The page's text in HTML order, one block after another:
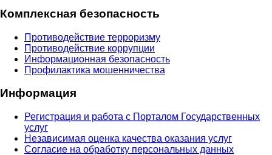
Комплексная безопасность
Противодействие терроризму
Противодействие коррупции
Информационная безопасность
Профилактика мошенничества
Информация
Регистрация и работа с Порталом Государственных
услуг
Независимая оценка качества оказания услуг
Согласие на обработку персональных данных